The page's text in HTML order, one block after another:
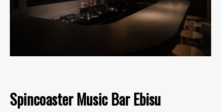
Spincoaster Music Bar Ebisu